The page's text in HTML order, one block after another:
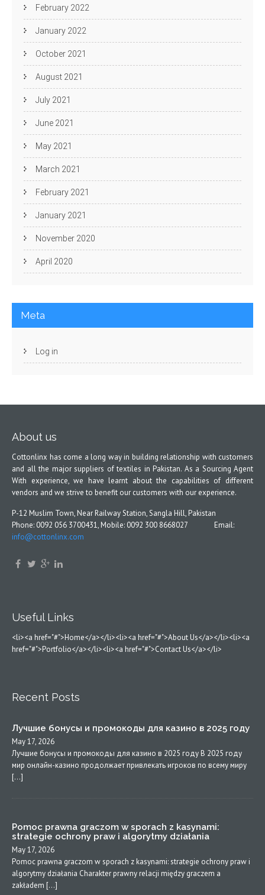
February 2022
January 2022
October 2021
August 2021
July 2021
June 2021
May 2021
March 2021
February 2021
January 2021
November 2020
April 2020
Meta
Log in
About us
Cottonlinx has come a long way in building relationship with customers
and all the major suppliers of textiles in Pakistan. As a Sourcing Agent
With experience, we have learnt about the capabilities of different
vendors and we strive to benefit our customers with our experience.
P-12 Muslim Town, Near Railway Station, Sangla Hill, Pakistan
Phone: 0092 056 3700431, Mobile: 0092 300 8668027 Email:
info@cottonlinx.com
Useful Links
<li><a href="#">Home</a></li><li><a href="#">About Us</a></li><li><a
href="#">Portfolio</a></li><li><a href="#">Contact Us</a></li>
Recent Posts
Лучшие бонусы и промокоды для казино в 2025 году
May 17, 2026
Лучшие бонусы и промокоды для казино в 2025 году В 2025 году
мир онлайн-казино продолжает привлекать игроков по всему миру
[…]
Pomoc prawna graczom w sporach z kasynami:
strategie ochrony praw i algorytmy działania
May 17, 2026
Pomoc prawna graczom w sporach z kasynami: strategie ochrony praw i
algorytmy działania Charakter prawny relacji między graczem a
zakładem […]